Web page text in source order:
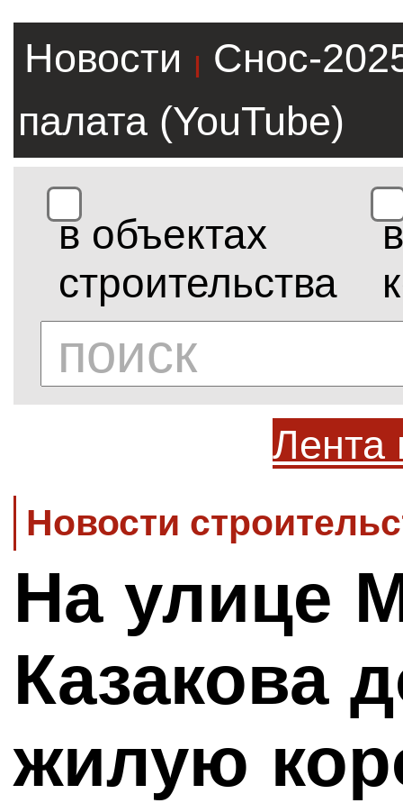
Новости |
Снос-
палата (YouTube)
в объектах
строительства
в
Лента
Новости
На улице
Казакова
жилую